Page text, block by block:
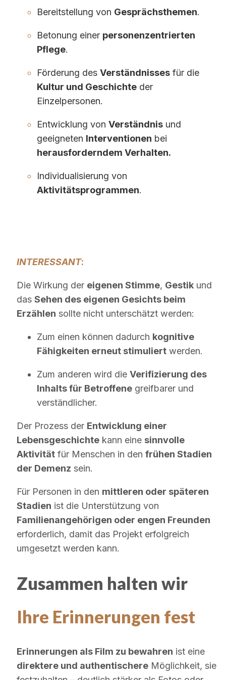
Bereitstellung von Gesprächsthemen.
Betonung einer personenzentrierten
Pflege.
Förderung des Verständnisses für die
Kultur und Geschichte der
Einzelpersonen.
Entwicklung von Verständnis und
geeigneten Interventionen bei
herausforderndem Verhalten.
Individualisierung von
Aktivitätsprogrammen.
INTERESSANT:
Die Wirkung der eigenen Stimme, Gestik und
das Sehen des eigenen Gesichts beim
Erzählen sollte nicht unterschätzt werden:
Zum einen können dadurch kognitive
Fähigkeiten erneut stimuliert werden.
Zum anderen wird die Verifizierung des
Inhalts für Betroffene greifbarer und
verständlicher.
Der Prozess der Entwicklung einer
Lebensgeschichte kann eine sinnvolle
Aktivität für Menschen in den frühen Stadien
der Demenz sein.
Für Personen in den mittleren oder späteren
Stadien ist die Unterstützung von
Familienangehörigen oder engen Freunden
erforderlich, damit das Projekt erfolgreich
umgesetzt werden kann.
Zusammen halten wir
Ihre Erinnerungen fest
Erinnerungen als Film zu bewahren ist eine
direktere und authentischere Möglichkeit, sie